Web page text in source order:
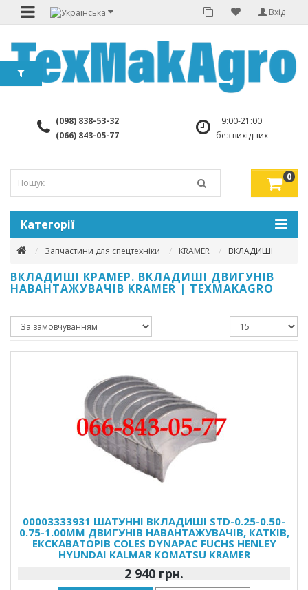
Вхід
(098) 838-53-32
(066) 843-05-77
9:00-21:00
без вихідних
0
Категорії
Запчастини для спецтехніки KRAMER ВКЛАДИШІ
ВКЛАДИШІ КРАМЕР. ВКЛАДИШІ ДВИГУНІВ
НАВАНТАЖУВАЧІВ KRAMER | TEXMAKAGRO
00003333931 ШАТУННІ ВКЛАДИШІ STD-0.25-0.50-
0.75-1.00MM ДВИГУНІВ НАВАНТАЖУВАЧІВ, КАТКІВ,
ЕКСКАВАТОРІВ COLES DYNAPAC FUCHS HENLEY
HYUNDAI KALMAR KOMATSU KRAMER
2 940 грн.